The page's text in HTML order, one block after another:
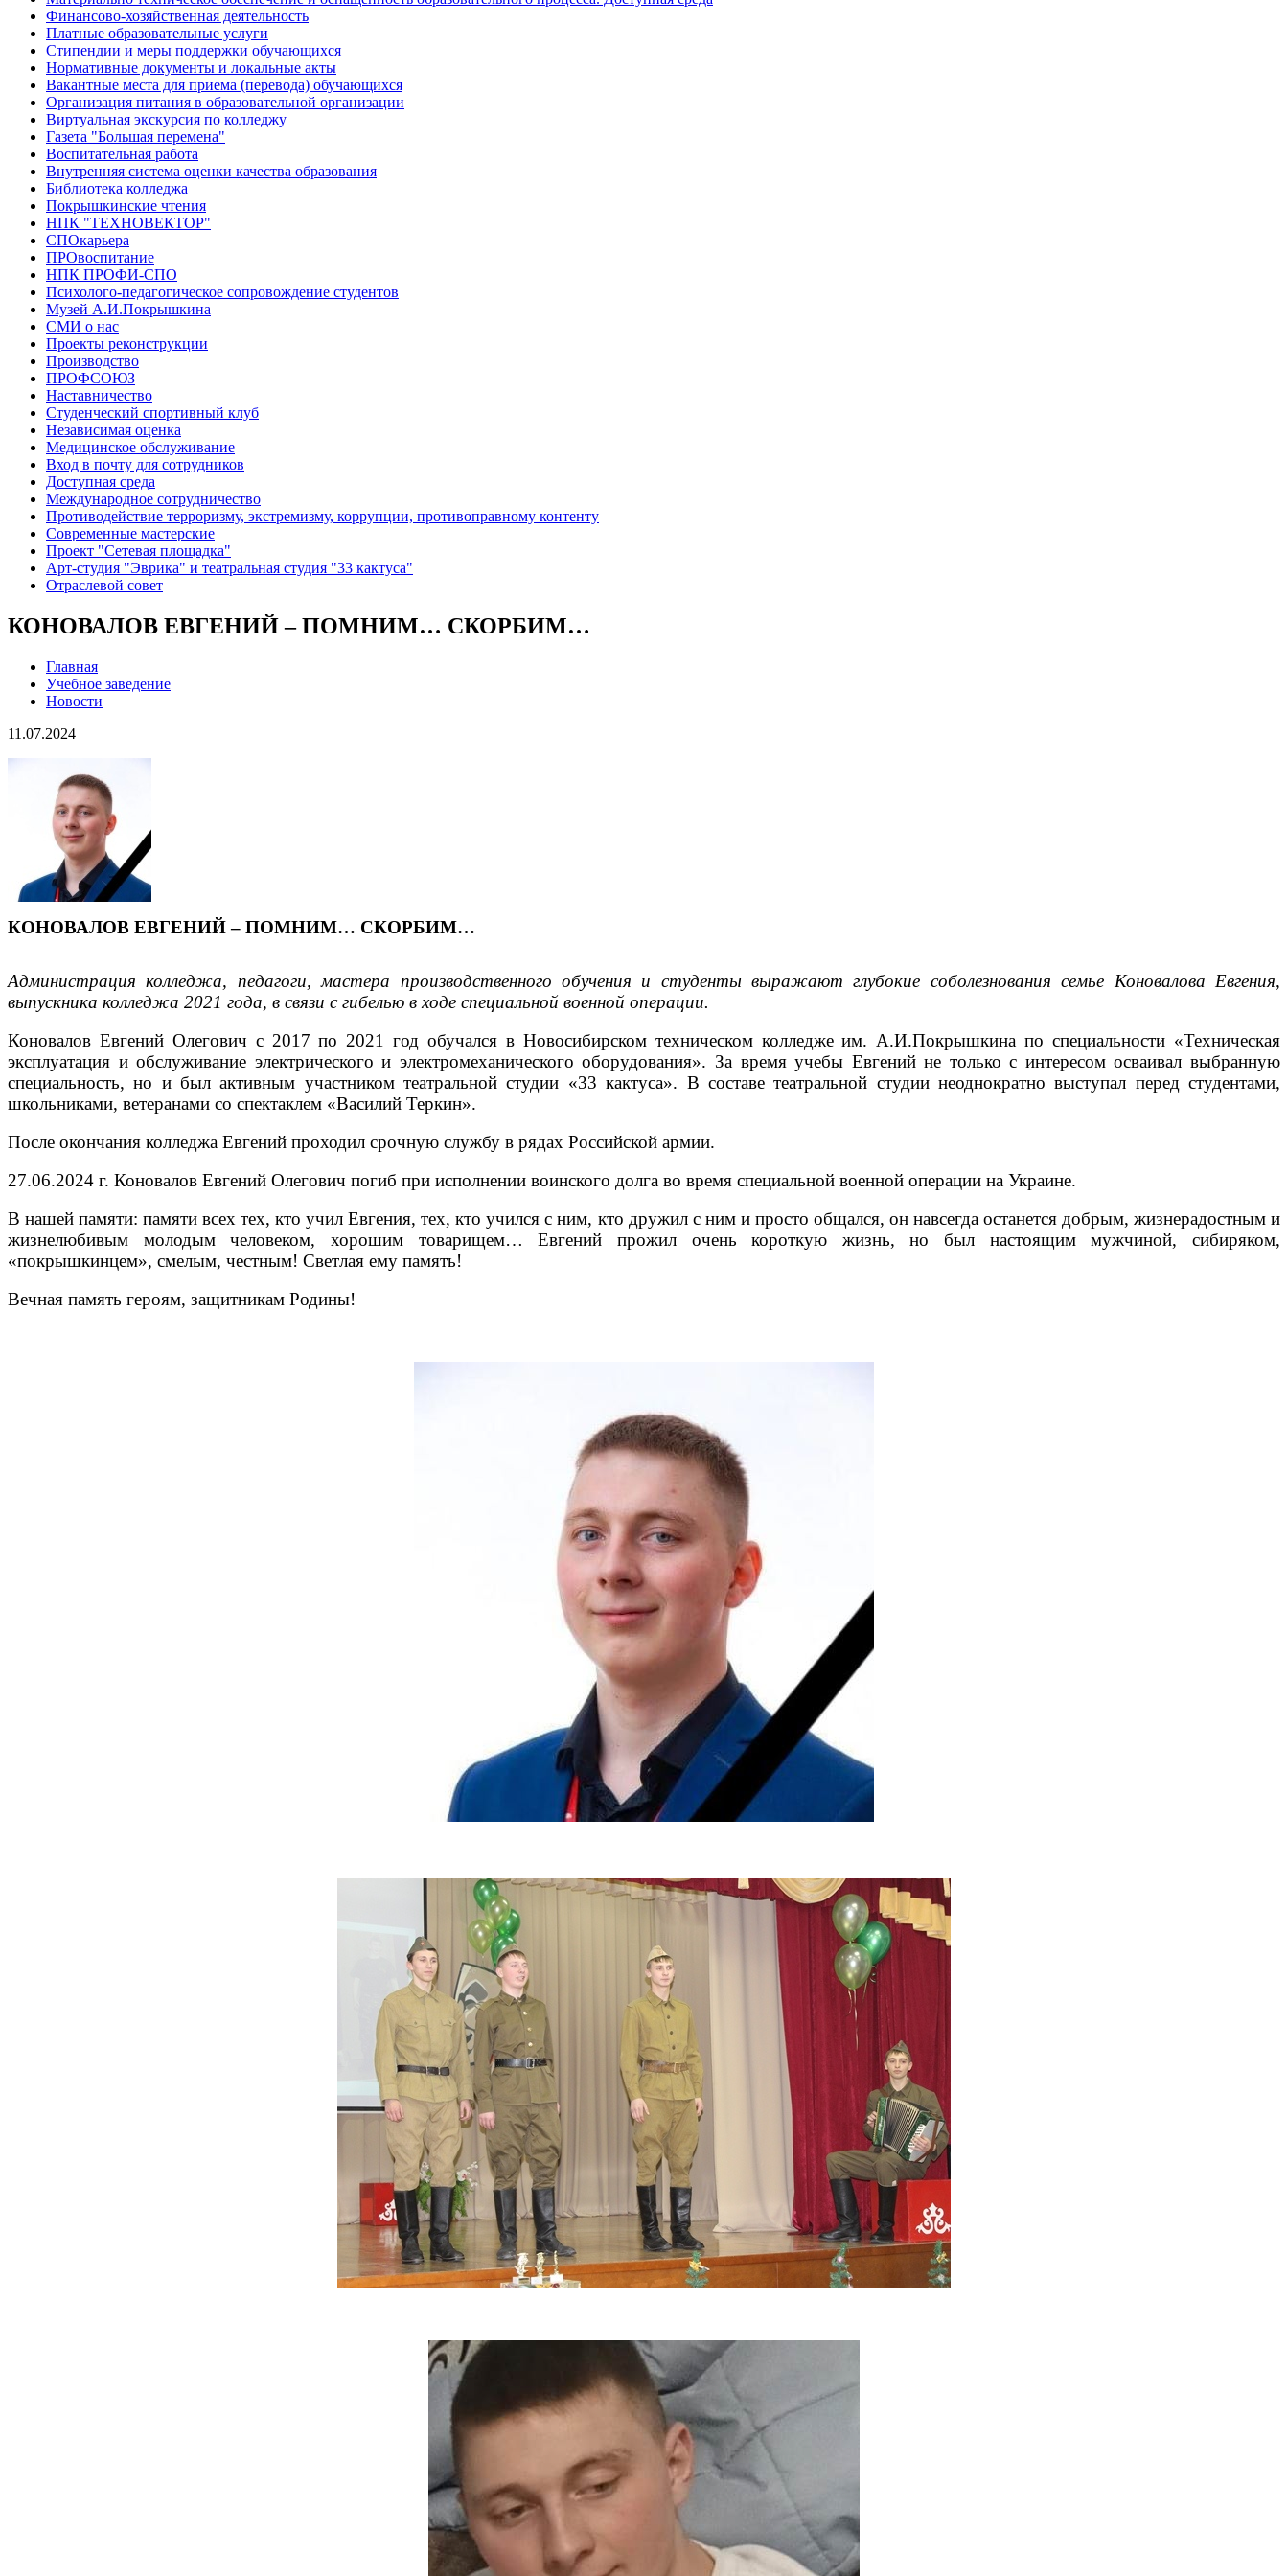
Финансово-хозяйственная деятельность
Платные образовательные услуги
Стипендии и меры поддержки обучающихся
Нормативные документы и локальные акты
Вакантные места для приема (перевода) обучающихся
Организация питания в образовательной организации
Виртуальная экскурсия по колледжу
Газета "Большая перемена"
Воспитательная работа
Внутренняя система оценки качества образования
Библиотека колледжа
Покрышкинские чтения
НПК "ТЕХНОВЕКТОР"
СПОкарьера
ПРОвоспитание
НПК ПРОФИ-СПО
Психолого-педагогическое сопровождение студентов
Музей А.И.Покрышкина
СМИ о нас
Проекты реконструкции
Производство
ПРОФСОЮЗ
Наставничество
Студенческий спортивный клуб
Независимая оценка
Медицинское обслуживание
Вход в почту для сотрудников
Доступная среда
Международное сотрудничество
Противодействие терроризму, экстремизму, коррупции, противоправному контенту
Современные мастерские
Проект "Сетевая площадка"
Арт-студия "Эврика" и театральная студия "33 кактуса"
Отраслевой совет
КОНОВАЛОВ ЕВГЕНИЙ – ПОМНИМ… СКОРБИМ…
Главная
Учебное заведение
Новости
11.07.2024
КОНОВАЛОВ ЕВГЕНИЙ – ПОМНИМ… СКОРБИМ…
Администрация колледжа, педагоги, мастера производственного обучения и студенты выражают глубокие соболезнования семье Коновалова Евгения,
выпускника колледжа 2021 года, в связи с гибелью в ходе специальной военной операции.
Коновалов Евгений Олегович с 2017 по 2021 год обучался в Новосибирском техническом колледже им. А.И.Покрышкина по специальности «Техническая
эксплуатация и обслуживание электрического и электромеханического оборудования». За время учебы Евгений не только с интересом осваивал выбранную
специальность, но и был активным участником театральной студии «33 кактуса». В составе театральной студии неоднократно выступал перед студентами,
школьниками, ветеранами со спектаклем «Василий Теркин».
После окончания колледжа Евгений проходил срочную службу в рядах Российской армии.
27.06.2024 г. Коновалов Евгений Олегович погиб при исполнении воинского долга во время специальной военной операции на Украине.
В нашей памяти: памяти всех тех, кто учил Евгения, тех, кто учился с ним, кто дружил с ним и просто общался, он навсегда останется добрым, жизнерадостным и
жизнелюбивым молодым человеком, хорошим товарищем… Евгений прожил очень короткую жизнь, но был настоящим мужчиной, сибиряком,
«покрышкинцем», смелым, честным! Светлая ему память!
Вечная память героям, защитникам Родины!